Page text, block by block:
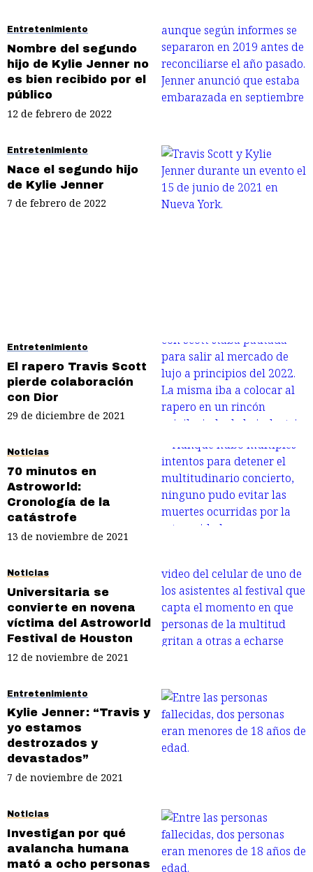
Entretenimiento
Nombre del segundo
hijo de Kylie Jenner no
es bien recibido por el
público
12 de febrero de 2022
Entretenimiento
Nace el segundo hijo
de Kylie Jenner
7 de febrero de 2022
Entretenimiento
El rapero Travis Scott
pierde colaboración
con Dior
29 de diciembre de 2021
Noticias
70 minutos en
Astroworld:
Cronología de la
catástrofe
13 de noviembre de 2021
Noticias
Universitaria se
convierte en novena
víctima del Astroworld
Festival de Houston
12 de noviembre de 2021
Entretenimiento
Kylie Jenner: “Travis y
yo estamos
destrozados y
devastados”
7 de noviembre de 2021
Noticias
Investigan por qué
avalancha humana
mató a ocho personas